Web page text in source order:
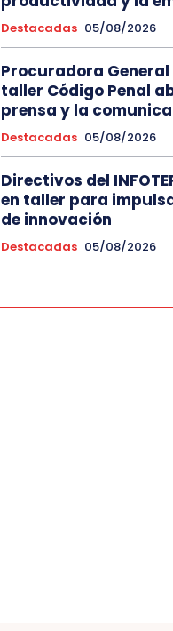
Destacadas 05/08/2026
Procuradora
taller Código Penal
prensa y la
Destacadas 05/08/2026
Directivos del
en taller para
de innovación
Destacadas 05/08/2026